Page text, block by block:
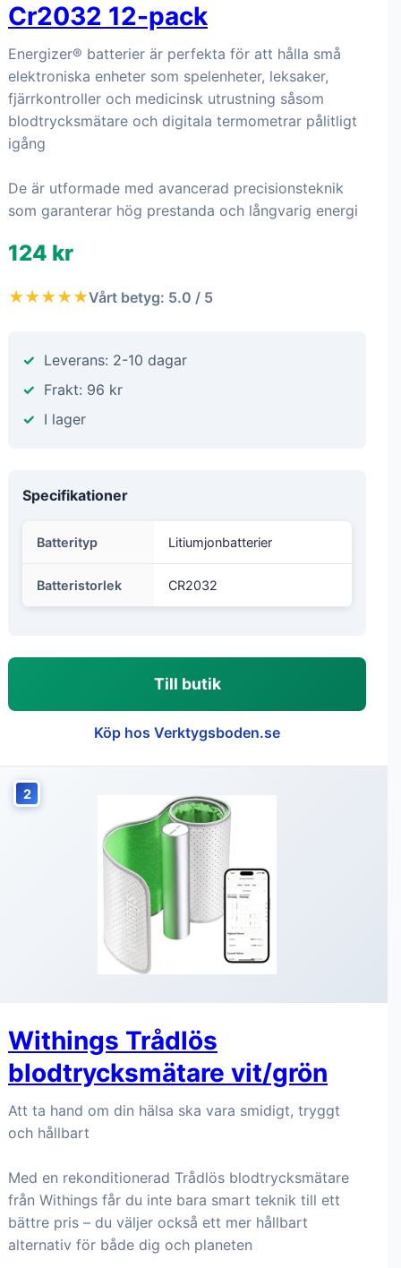
Cr2032 12-pack
Energizer® batterier är perfekta för att hålla små
elektroniska enheter som spelenheter, leksaker,
fjärrkontroller och medicinsk utrustning såsom
blodtrycksmätare och digitala termometrar pålitligt
igång
De är utformade med avancerad precisionsteknik
som garanterar hög prestanda och långvarig energi
124 kr
★★★★★Vårt betyg: 5.0 / 5
Leverans: 2-10 dagar
Frakt: 96 kr
I lager
Specifikationer
Batterityp Litiumjonbatterier
Batteristorlek CR2032
Till butik
Köp hos Verktygsboden.se
2
Withings Trådlös
blodtrycksmätare vit/grön
Att ta hand om din hälsa ska vara smidigt, tryggt
och hållbart
Med en rekonditionerad Trådlös blodtrycksmätare
från Withings får du inte bara smart teknik till ett
bättre pris – du väljer också ett mer hållbart
alternativ för både dig och planeten